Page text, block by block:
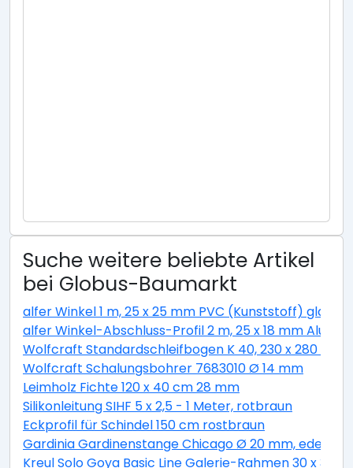
Suche weitere beliebte Artikel
bei Globus-Baumarkt
alfer Winkel 1 m, 25 x 25 mm PVC (Kunststoff) glatt
alfer Winkel-Abschluss-Profil 2 m, 25 x 18 mm
Wolfcraft Standardschleifbogen K 40, 230 x 280 cm
Wolfcraft Schalungsbohrer 7683010 Ø 14 mm
Leimholz Fichte 120 x 40 cm 28 mm
Silikonleitung SIHF 5 x 2,5 - 1 Meter, rotbraun
Eckprofil für Schindel 150 cm rostbraun
Gardinia Gardinenstange Chicago Ø 20 mm,
Kreul Solo Goya Basic Line Galerie-Rahmen 30 x 30